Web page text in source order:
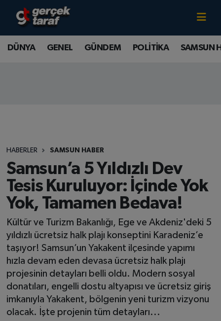
DÜNYA GENEL GÜNDEM POLİTİKA SAMSUN
HABERLER SAMSUN HABER
Samsun’a 5 Yıldızlı Dev
Tesis Kuruluyor: İçinde Yok
Yok, Tamamen Bedava!
Kültür ve Turizm Bakanlığı, Ege ve Akdeniz'deki 5
yıldızlı ücretsiz halk plajı konseptini Karadeniz’e
taşıyor! Samsun’un Yakakent ilçesinde yapımı
hızla devam eden devasa ücretsiz halk plajı
projesinin detayları belli oldu. Modern sosyal
donatıları, engelli dostu altyapısı ve ücretsiz giriş
imkanıyla Yakakent, bölgenin yeni turizm vizyonu
olacak. İşte projenin tüm detayları...
Canlı TV İzle
DÜNYA
SAMSUNSPOR
SAĞLIK
TEKNOLOJİ
SPOR
EKONOMİ
TEKNOLOJİ
YAŞAM
Samsun Nöbetçi Eczaneler
Tüm Manşetler
Son Dakika Haberleri
Haber Arşivi